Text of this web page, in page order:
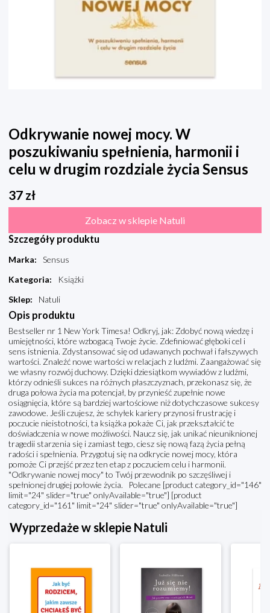
Odkrywanie nowej mocy. W
poszukiwaniu spełnienia, harmonii i
celu w drugim rozdziale życia Sensus
37 zł
Zobacz w sklepie Natuli
Szczegóły produktu
Marka:
Sensus
Kategoria:
Książki
Sklep: Natuli
Opis produktu
Bestseller nr 1 New York Timesa! Odkryj, jak: Zdobyć nową wiedzę i
umiejętności, które wzbogacą Twoje życie. Zdefiniować głęboki cel i
sens istnienia. Zdystansować się od udawanych pochwał i fałszywych
wartości. Znaleźć nowe wartości w relacjach z ludźmi. Zaangażować się
we własny rozwój duchowy. Dzięki dziesiątkom wywiadów z ludźmi,
którzy odnieśli sukces na różnych płaszczyznach, przekonasz się, że
druga połowa życia ma potencjał, by przynieść zupełnie nowe
osiągnięcia, które są bardziej wartościowe niż dotychczasowe sukcesy
zawodowe. Jeśli czujesz, że schyłek kariery przynosi frustrację i
poczucie nieistotności, ta książka pokaże Ci, jak przekształcić te
doświadczenia w nowe możliwości. Naucz się, jak unikać nieuniknionej
tragedii starzenia się i zamiast tego, ciesz się nową fazą życia pełną
radości i spełnienia. Przygotuj się na odkrycie nowej mocy, która
pomoże Ci przejść przez ten etap z poczuciem celu i harmonii.
"Odkrywanie nowej mocy" to Twój przewodnik po szczęśliwej i
spełnionej drugiej połowie życia. Polecane [product category_id="146"
limit="24" slider="true" onlyAvailable="true"] [product
category_id="161" limit="24" slider="true" onlyAvailable="true"]
Wyprzedaże w sklepie Natuli